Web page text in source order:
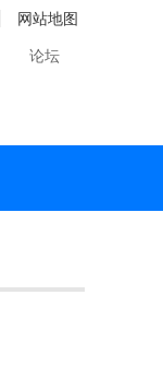
网站地图
论坛